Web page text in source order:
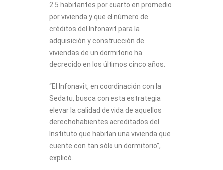
2.5 habitantes por cuarto en promedio
por vivienda y que el número de
créditos del Infonavit para la
adquisición y construcción de
viviendas de un dormitorio ha
decrecido en los últimos cinco años.
“El Infonavit, en coordinación con la
Sedatu, busca con esta estrategia
elevar la calidad de vida de aquellos
derechohabientes acreditados del
Instituto que habitan una vivienda que
cuente con tan sólo un dormitorio”,
explicó.